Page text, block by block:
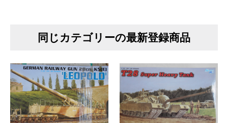
同じカテゴリーの最新登録商品